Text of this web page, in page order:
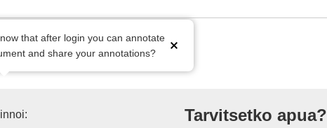
that after login you can annotate
and share your annotations?
julkaisutoimistoTarvitsetko apua?